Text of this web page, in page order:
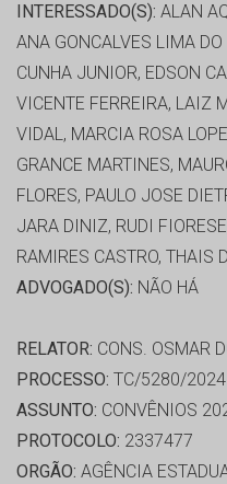
INTERESSADO(S): ALAN
ANA GONCALVES LIMA
CUNHA JUNIOR, EDSON
VICENTE FERREIRA, LAIZ
VIDAL, MARCIA ROSA
GRANCE MARTINES,
FLORES, PAULO JOSE
JARA DINIZ, RUDI
RAMIRES CASTRO, THAIS
ADVOGADO(S): NÃO HÁ
RELATOR: CONS. OSMAR
PROCESSO: TC/5280/2024
ASSUNTO: CONVÊNIOS
PROTOCOLO: 2337477
ORGÃO: AGÊNCIA